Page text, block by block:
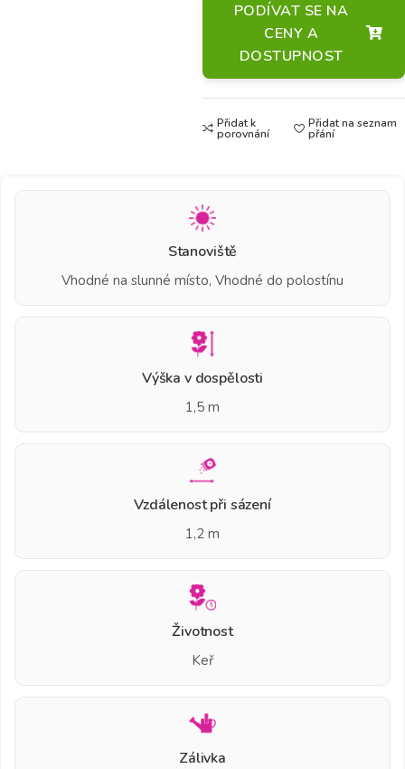
PODÍVAT SE NA
CENY A
DOSTUPNOST
Přidat k
porovnání
Přidat na seznam
přání
Stanoviště
Vhodné na slunné místo, Vhodné do polostínu
Výška v dospělosti
1,5 m
Vzdálenost při sázení
1,2 m
Životnost
Keř
Zálivka